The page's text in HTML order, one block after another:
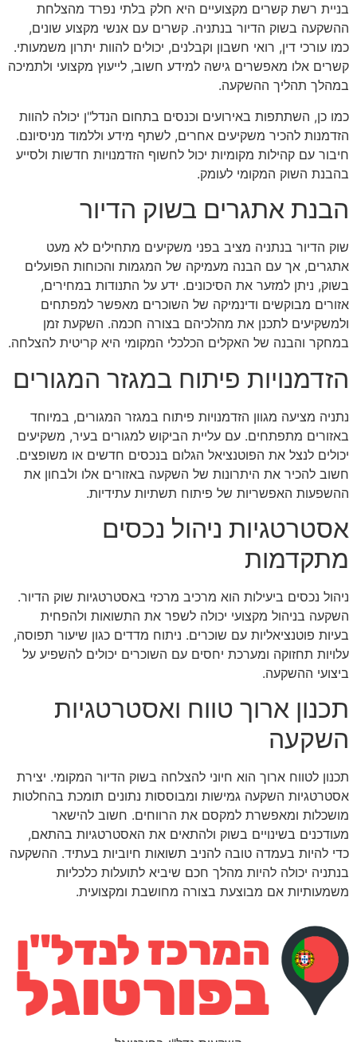
בניית רשת קשרים מקצועיים היא חלק בלתי נפרד מהצלחת
ההשקעה בשוק הדיור בנתניה. קשרים עם אנשי מקצוע שונים,
כמו עורכי דין, רואי חשבון וקבלנים, יכולים להוות יתרון משמעותי.
קשרים אלו מאפשרים גישה למידע חשוב, לייעוץ מקצועי ולתמיכה
במהלך תהליך ההשקעה.
כמו כן, השתתפות באירועים וכנסים בתחום הנדל"ן יכולה להוות
הזדמנות להכיר משקיעים אחרים, לשתף מידע וללמוד מניסיונם.
חיבור עם קהילות מקומיות יכול לחשוף הזדמנויות חדשות ולסייע
בהבנת השוק המקומי לעומק.
הבנת אתגרים בשוק הדיור
שוק הדיור בנתניה מציב בפני משקיעים מתחילים לא מעט
אתגרים, אך עם הבנה מעמיקה של המגמות והכוחות הפועלים
בשוק, ניתן למזער את הסיכונים. ידע על התנודות במחירים,
אזורים מבוקשים ודינמיקה של השוכרים מאפשר למפתחים
ולמשקיעים לתכנן את מהלכיהם בצורה חכמה. השקעת זמן
במחקר והבנה של האקלים הכלכלי המקומי היא קריטית להצלחה.
הזדמנויות פיתוח במגזר המגורים
נתניה מציעה מגוון הזדמנויות פיתוח במגזר המגורים, במיוחד
באזורים מתפתחים. עם עליית הביקוש למגורים בעיר, משקיעים
יכולים לנצל את הפוטנציאל הגלום בנכסים חדשים או משופצים.
חשוב להכיר את היתרונות של השקעה באזורים אלו ולבחון את
ההשפעות האפשריות של פיתוח תשתיות עתידיות.
אסטרטגיות ניהול נכסים
מתקדמות
ניהול נכסים ביעילות הוא מרכיב מרכזי באסטרטגיות שוק הדיור.
השקעה בניהול מקצועי יכולה לשפר את התשואות ולהפחית
בעיות פוטנציאליות עם שוכרים. ניתוח מדדים כגון שיעור תפוסה,
עלויות תחזוקה ומערכת יחסים עם השוכרים יכולים להשפיע על
ביצועי ההשקעה.
תכנון ארוך טווח ואסטרטגיות
השקעה
תכנון לטווח ארוך הוא חיוני להצלחה בשוק הדיור המקומי. יצירת
אסטרטגיות השקעה גמישות ומבוססות נתונים תומכת בהחלטות
מושכלות ומאפשרת למקסם את הרווחים. חשוב להישאר
מעודכנים בשינויים בשוק ולהתאים את האסטרטגיות בהתאם,
כדי להיות בעמדה טובה להניב תשואות חיוביות בעתיד. ההשקעה
בנתניה יכולה להיות מהלך חכם שיביא לתועלות כלכליות
משמעותיות אם מבוצעת בצורה מחושבת ומקצועית.